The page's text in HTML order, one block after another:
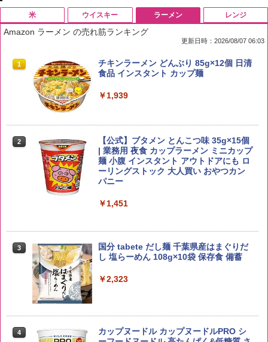
米
1 by Amazon 国産ブレンド米 精米 5kg
2
野沢農産 無洗米 青い流るる コシヒカリ
5kg 長野県産 令和7年産
￥3,980
3
【在庫処分価格】ももたろう印 無洗米 5
kg 業務用 お米マイスターブレンド
4
by Amazon あきたこまちブレンド 無洗
米 5kg
ウイスキー
1
ブラックニッカ ニッカ Nikka ウィスキ
ー4000ml ブラックニッカクリア ウヰス
お得 4リットル
角瓶 2700ml サントリー ウイスキー ハ
イボール 大容量
3
角ハイボール 350ml×24本 サントリー ウ
イスキー ハイボール 缶
￥4,939
4
トリスウイスキー 4000ml サントリー 大
容量 4リットル
ラーメン
Amazon ラーメン の売れ筋ランキング
更新日時：2026/08/07 06:03
1
チキンラーメン どんぶり 85g×12個 日清
食品 インスタント カップ麺
￥1,939
2
【公式】ブタメン とんこつ味 35g×15個
| 業務用 夜食 カップラーメン ミニカップ
麺 小腹 インスタント アウトドアにも ロ
ーリングストック 大人買い おやつカン
パニー
￥1,451
3
国分 tabete だし麺 千葉県産はまぐりだ
し 塩らーめん 108g×10袋 保存食 備蓄
￥2,323
4
カップヌードル カップヌードルPRO シ
レンジ